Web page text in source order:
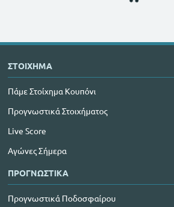
ΣΤΟΙΧΗΜΑ
Πάμε Στοίχημα Κουπόνι
Προγνωστικά Στοιχήματος
Live Score
Αγώνες Σήμερα
ΠΡΟΓΝΩΣΤΙΚΑ
Προγνωστικά Ποδοσφαίρου